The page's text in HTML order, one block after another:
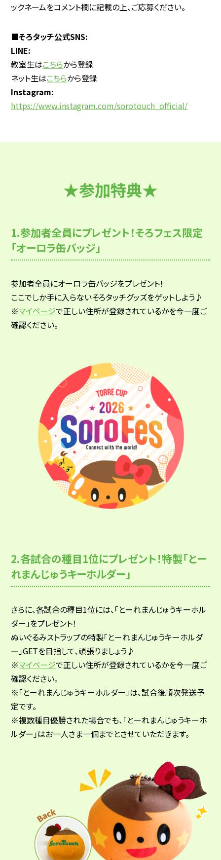
ックネームをコメント欄に記載の上、ご応募ください。
■そろタッチ公式SNS:
LINE:
教室生はこちらから登録
ネット生はこちらから登録
Instagram:
https://www.instagram.com/sorotouch_official/
★参加特典★
1.参加者全員にプレゼント！そろフェス限定
「オーロラ缶バッジ」
参加者全員にオーロラ缶バッジをプレゼント！
ここでしか手に入らないそろタッチグッズをゲットしよう♪
※マイページで正しい住所が登録されているかを今一度ご
確認ください。
2.各試合の種目1位にプレゼント！特製「とー
れまんじゅうキーホルダー」
さらに、各試合の種目1位には、「とーれまんじゅうキーホル
ダー」をプレゼント！
ぬいぐるみストラップの特製「とーれまんじゅうキーホルダ
ー」GETを目指して、頑張りましょう♪
※マイページで正しい住所が登録されているかを今一度ご
確認ください。
※「とーれまんじゅうキーホルダー」は、試合後順次発送予
定です。
※複数種目優勝された場合でも、「とーれまんじゅうキーホ
ルダー」はお一人さま一個までとさせていただきます。